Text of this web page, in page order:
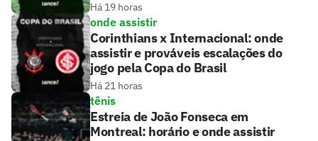
Há 19 horas
onde assistir
Corinthians x Internacional: onde
assistir e prováveis escalações do
jogo pela Copa do Brasil
Há 21 horas
tênis
Estreia de João Fonseca em
Montreal: horário e onde assistir